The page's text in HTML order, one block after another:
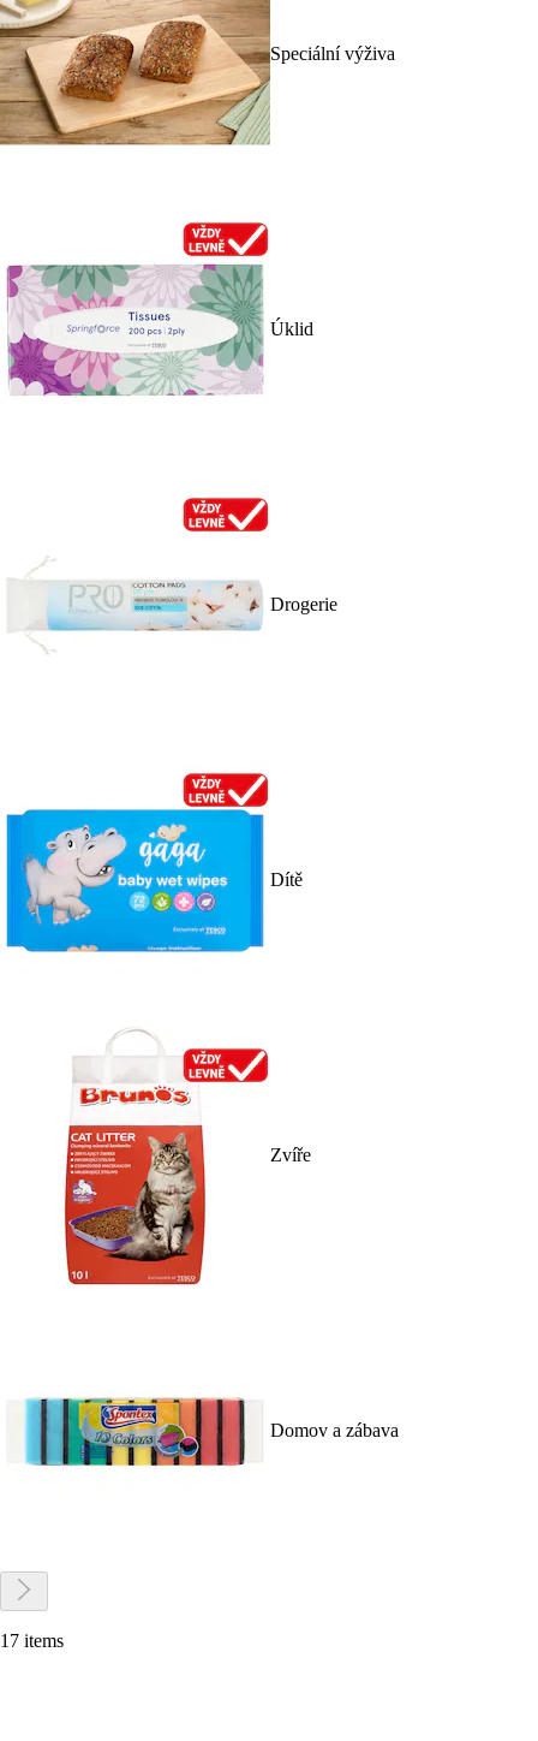
Speciální výživa
Úklid
Drogerie
Dítě
Zvíře
Domov a zábava
17 items